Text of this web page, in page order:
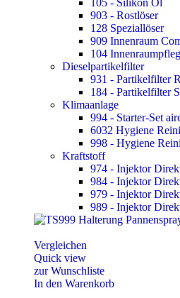
903 - Rostlöser
128 Speziallöser
909 Innenraum
104
Dieselpartikelfilter
931 - Partikelfilter
184 - Partikelfilter
Klimaanlage
994 - Starter-Set
6032 Hygiene
998 - Hygiene
Kraftstoff
974 - Injektor
984 - Injektor
979 - Injektor
989 - Injektor
Vergleichen
Quick view
zur Wunschliste
In den Warenkorb